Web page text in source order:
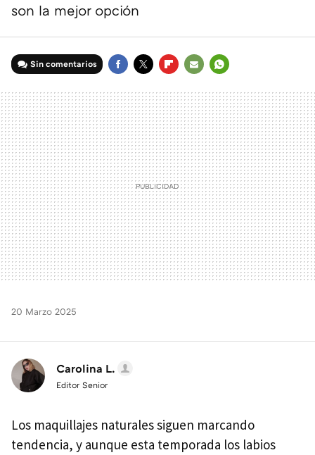
son la mejor opción
Sin comentarios
MAIL
20 Marzo 2025
Carolina L.
Editor Senior
Los maquillajes naturales siguen marcando
tendencia, y aunque esta temporada los labios